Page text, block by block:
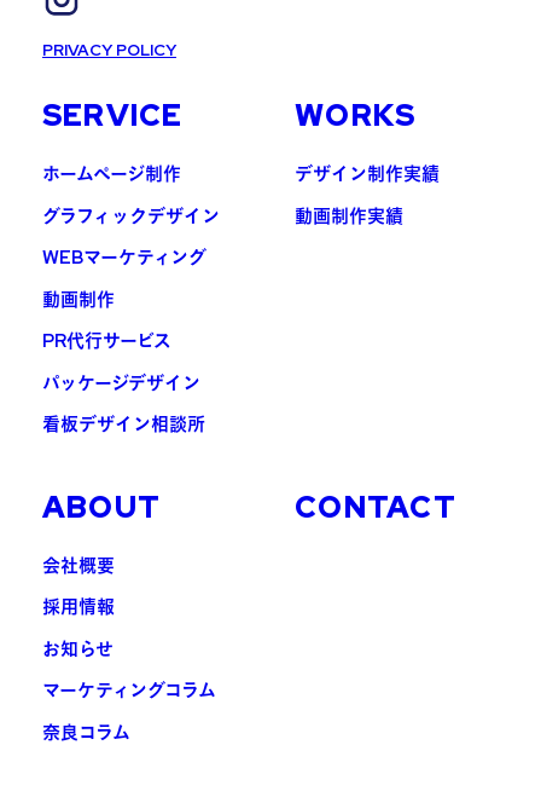
PRIVACY POLICY
SERVICE
ホームページ制作
グラフィックデザイン
WEBマーケティング
動画制作
PR代行サービス
パッケージデザイン
看板デザイン相談所
WORKS
デザイン制作実績
動画制作実績
ABOUT
会社概要
採用情報
お知らせ
マーケティングコラム
奈良コラム
CONTACT